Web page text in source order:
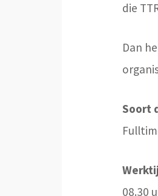
die
Dan
Soort
08.30